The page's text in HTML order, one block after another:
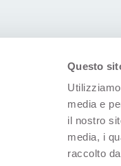
Questo
media e
il nostro
media, i
raccolto